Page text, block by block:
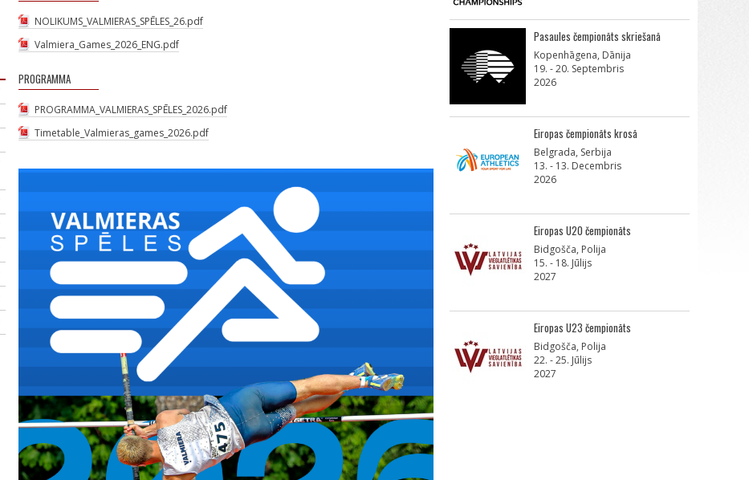
NOLIKUMS_VALMIERAS_SPĒLES_26.pdf
Valmiera_Games_2026_ENG.pdf
PROGRAMMA
PROGRAMMA_VALMIERAS_SPĒLES_2026.pdf
Timetable_Valmieras_games_2026.pdf
Pasaules čempionāts skriešanā
Kopenhāgena, Dānija
19. - 20. Septembris
2026
Eiropas čempionāts krosā
Belgrada, Serbija
13. - 13. Decembris
2026
Eiropas U20 čempionāts
Bidgošča, Polija
15. - 18. Jūlijs
2027
Eiropas U23 čempionāts
Bidgošča, Polija
22. - 25. Jūlijs
2027